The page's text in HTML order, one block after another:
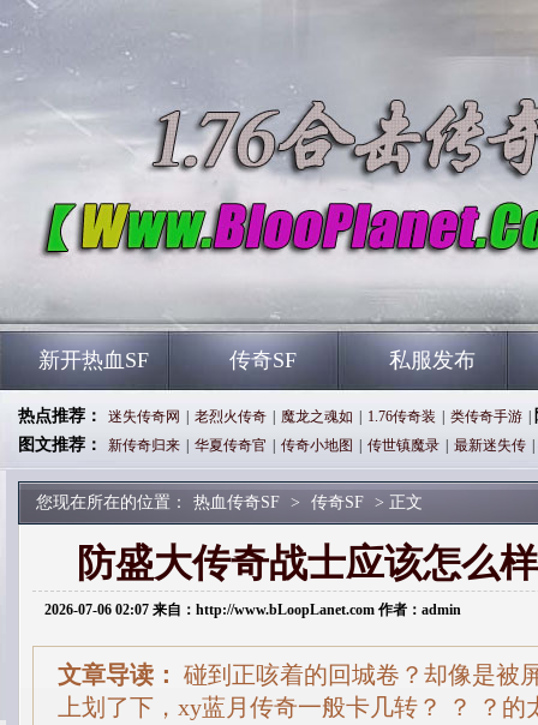
新开热血SF 传奇SF 私服发布
热点推荐： 迷失传奇网 老烈火传奇 魔龙之魂如 1.76传奇装 类传奇手游
图文推荐：
新传奇归来 华夏传奇官 传奇小地图 传世镇魔录 最新迷失传
您现在所在的位置： 热血传奇SF > 传奇SF > 正文
防盛大传奇战士应该怎么
2026-07-06 02:07 来自：http://www.bLoopLanet.com 作者：admin
文章导读： 碰到正咳着的回城卷？却像是被
上划了下，xy蓝月传奇一般卡几转？ ？ ？